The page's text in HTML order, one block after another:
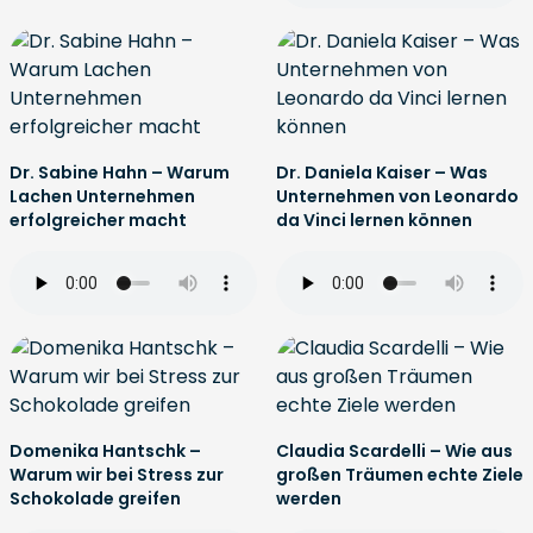
Dr. Sabine Hahn – Warum
Lachen Unternehmen
erfolgreicher macht
Dr. Daniela Kaiser – Was
Unternehmen von Leonardo
da Vinci lernen können
Domenika Hantschk –
Warum wir bei Stress zur
Schokolade greifen
Claudia Scardelli – Wie aus
großen Träumen echte Ziele
werden